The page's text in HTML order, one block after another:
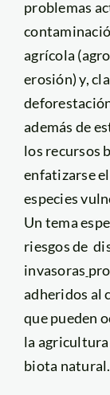
problemas
agrícola
erosión) y,
además de
los recursos
enfatizarse
especies
Un tema
riesgos de
invasoras
adheridos al
que pueden
la agricultura
biota natural.